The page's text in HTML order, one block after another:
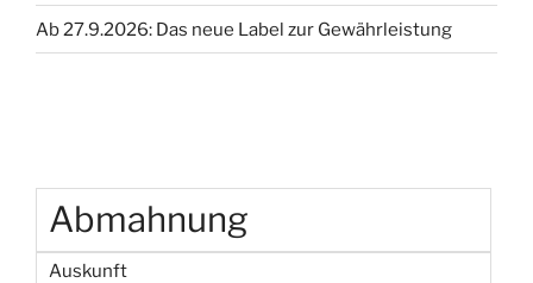
Ab 27.9.2026: Das neue Label zur Gewährleistung
Abmahnung
Auskunft